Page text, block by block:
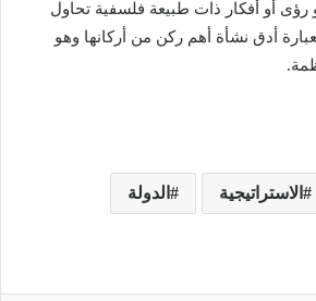
رؤى أو أفكار ذات طبيعة فلسفية تحاول
أدق نشأة أهم ركن من أركانها وهو
الاستراتيجية الدولة